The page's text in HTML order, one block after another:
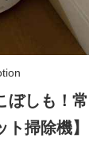
ぼしも！
掃除機】